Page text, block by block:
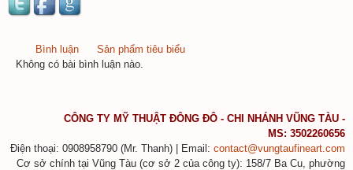
Bình luận(tab hoạt động)
Sản phẩm tiêu biểu
Không có bài bình luận nào.
CÔNG TY MỸ THUẬT ĐÔNG ĐÔ - CHI NHÁNH VŨNG TÀU -
MS: 3502260656
Điện thoại: 0908958790 (Mr. Thanh) | Email: contact@vungtaufineart.com
Cơ sở chính tại Vũng Tàu (cơ sở 2 của công ty): 158/7 Ba Cu, phường